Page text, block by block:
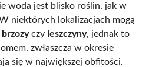
woda jest blisko roślin, jak w
niektórych lokalizacjach mogą
brzozyczy leszczyny, jednak to
zwłaszcza w okresie
się w największej obfitości.